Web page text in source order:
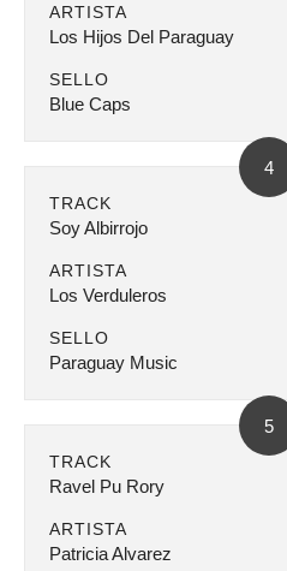
ARTISTA
Los Hijos Del Paraguay
SELLO
Blue Caps
4
TRACK
Soy Albirrojo
ARTISTA
Los Verduleros
SELLO
Paraguay Music
5
TRACK
Ravel Pu Rory
ARTISTA
Patricia Alvarez